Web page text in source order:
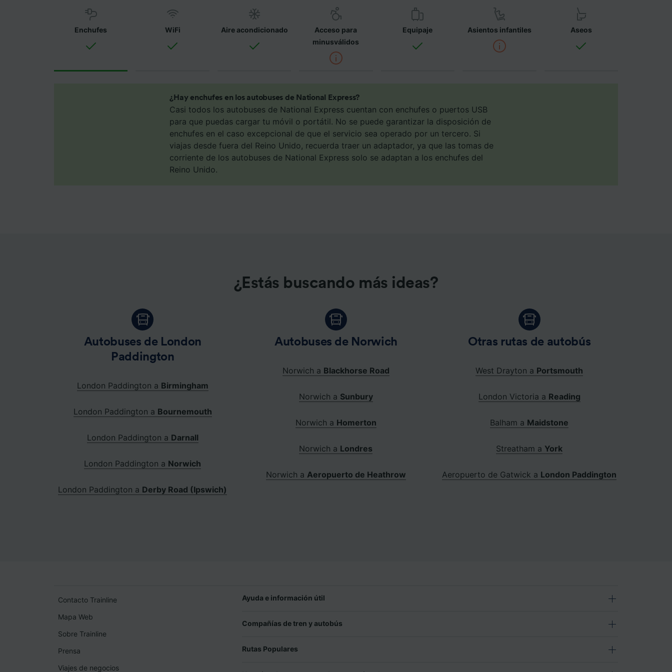
Enchufes WiFi Aire acondicionado
Acceso para
minusválidos
Equipaje Asientos infantiles Aseos
¿Hay enchufes en los autobuses de National Express?
Casi todos los autobuses de National Express cuentan con enchufes o puertos USB
para que puedas cargar tu móvil o portátil. No se puede garantizar la disposición de
enchufes en el caso excepcional de que el servicio sea operado por un tercero. Si
viajas desde fuera del Reino Unido, recuerda traer un adaptador, ya que las tomas de
corriente de los autobuses de National Express solo se adaptan a los enchufes del
Reino Unido.
¿Estás buscando más ideas?
Autobuses de London
Paddington
London Paddington a Birmingham
London Paddington a Bournemouth
London Paddington a Darnall
London Paddington a Norwich
London Paddington a Derby Road (Ipswich)
Autobuses de Norwich
Norwich a Blackhorse Road
Norwich a Sunbury
Norwich a Homerton
Norwich a Londres
Norwich a Aeropuerto de Heathrow
Otras rutas de autobús
West Drayton a Portsmouth
London Victoria a Reading
Balham a Maidstone
Streatham a York
Aeropuerto de Gatwick a London Paddington
Contacto Trainline
Mapa Web
Sobre Trainline
Prensa
Viajes de negocios
Ayuda e información útil
Compañías de tren y autobús
Rutas Populares
utilizarán con fines de rastreo si no nos has dado consentimiento para ello.
Tanto nosotros como nuestros asociados tratamos los datos para
Utilizar datos de localización geográfica precisa. Analizar activamente las
características del dispositivo para su identificación. Almacenar la
Lista de asociados (proveedores)